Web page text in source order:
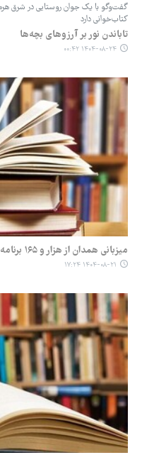
گفت‌وگو با یک جوان روستایی در شرق
کتاب‌خوانی دارد
تاباندن نور بر آرزوهای بچه‌ها
۱۴۰۴-۰۸-۲۴ ۰۰:۴۲
میزبانی همدان از هزار و ۱۶۵ برنامه فرهنگی و ادبی در حوزه کتاب
۱۴۰۴-۰۸-۲۱ ۱۷:۲۴